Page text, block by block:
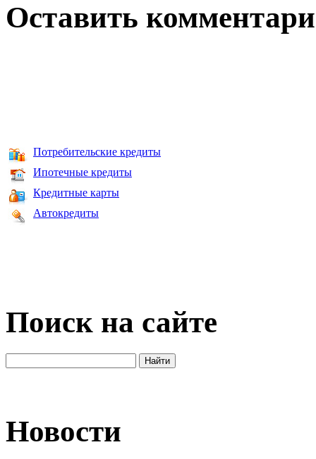
Оставить
Потребительские кредиты
Ипотечные кредиты
Кредитные карты
Автокредиты
Поиск на сайте
Новости